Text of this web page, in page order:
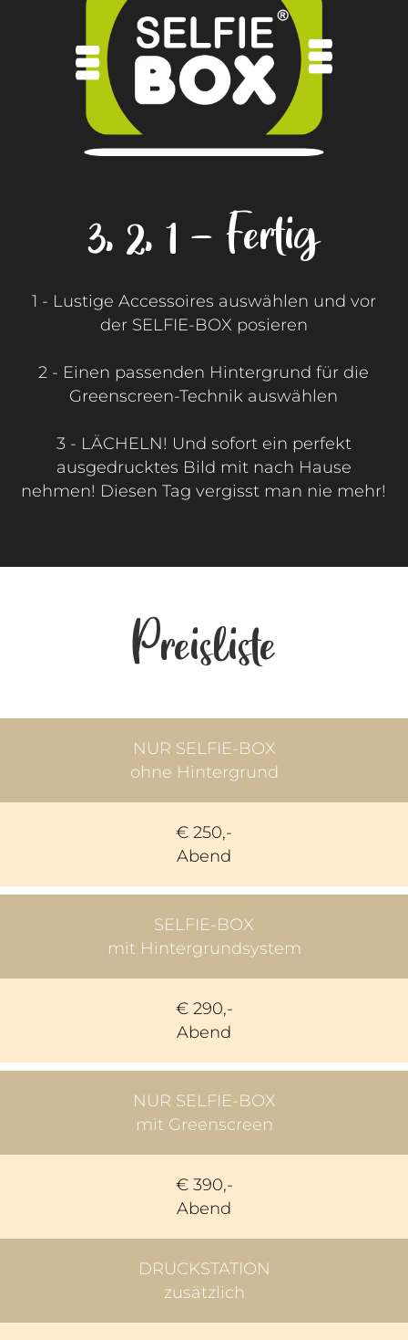
3, 2, 1 - Fertig
1 - Lustige Accessoires auswählen und vor
der SELFIE-BOX posieren
2 - Einen passenden Hintergrund für die
Greenscreen-Technik auswählen
3 - LÄCHELN! Und sofort ein perfekt
ausgedrucktes Bild mit nach Hause
nehmen! Diesen Tag vergisst man nie mehr!
Preisliste
NUR SELFIE-BOX
ohne Hintergrund
€ 250,-
Abend
SELFIE-BOX
mit Hintergrundsystem
€ 290,-
Abend
NUR SELFIE-BOX
mit Greenscreen
€ 390,-
Abend
DRUCKSTATION
zusätzlich